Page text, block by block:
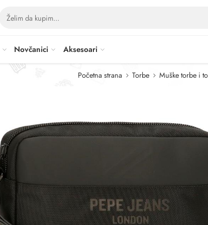
Novčanici Aksesoari
Početna strana Torbe Muške torbe i